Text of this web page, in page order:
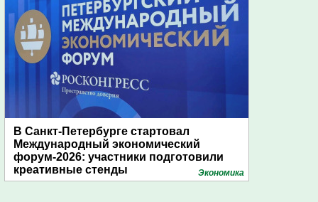
В Санкт-Петербурге стартовал
Международный экономический
форум-2026: участники подготовили
креативные стенды
Экономика